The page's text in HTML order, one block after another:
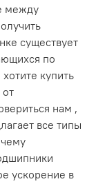
между
существует
по
купить
нам ,
все типы
ускорение в